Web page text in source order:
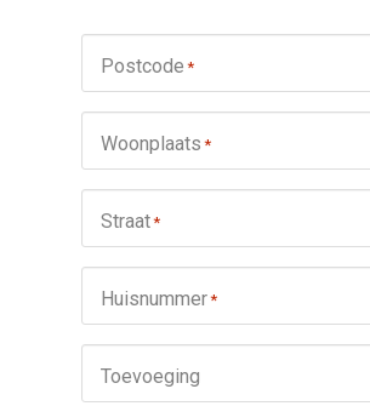
Postcode *
Woonplaats *
Straat*
Huisnummer*
Toevoeging